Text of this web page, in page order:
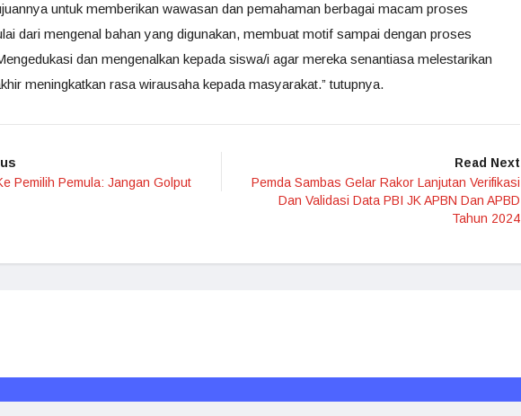
untuk memberikan wawasan dan pemahaman berbagai macam proses
dari mengenal bahan yang digunakan, membuat motif sampai dengan proses
dan mengenalkan kepada siswa/i agar mereka senantiasa melestarikan
meningkatkan rasa wirausaha kepada masyarakat.” tutupnya.
Pemilih Pemula: Jangan Golput
Read Next
Pemda Sambas Gelar Rakor Lanjutan Verifikasi
Dan Validasi Data PBI JK APBN Dan APBD
Tahun 2024